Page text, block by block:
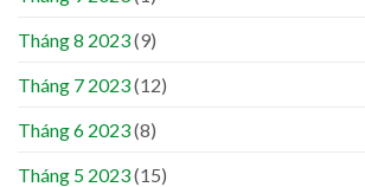
Tháng 8 2023(9)
Tháng 7 2023(12)
Tháng 6 2023(8)
Tháng 5 2023(15)